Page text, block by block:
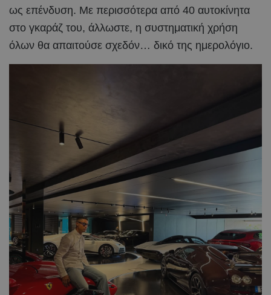
ως επένδυση. Με περισσότερα από 40 αυτοκίνητα
στο γκαράζ του, άλλωστε, η συστηματική χρήση
όλων θα απαιτούσε σχεδόν… δικό της ημερολόγιο.